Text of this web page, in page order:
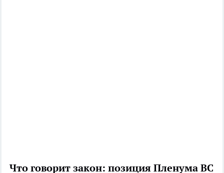
Что говорит закон: позиция Пленума ВС